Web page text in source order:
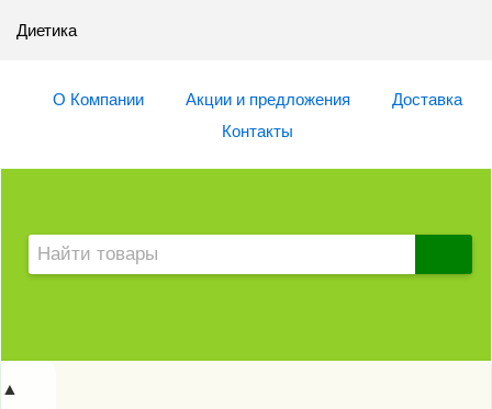
Диетика
О Компании Акции и предложения
Доставка
Контакты
▲